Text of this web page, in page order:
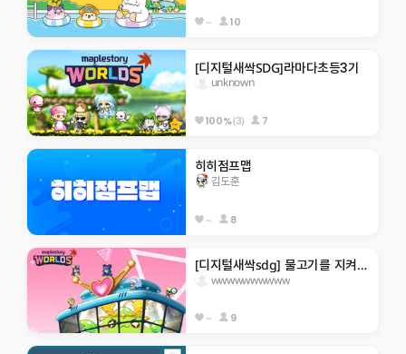
-- 10
[디지털새싹SDG]라마다초등3기
unknown
100%(3) 7
히히점프맵
김도훈
-- 8
[디지털새싹sdg] 물고기를 지켜주새오 ㅎㅎ
wwwwwwwwww
-- 9